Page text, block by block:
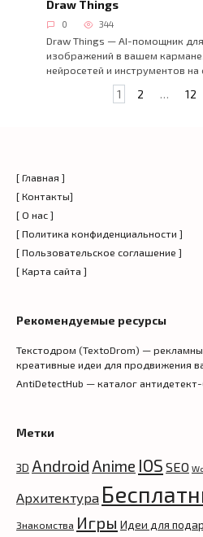
Draw Things
0 344
Draw Things — AI-помощник
изображений в вашем
нейросетей и инструментов на
1 2 … 12
[ Главная ]
[ Контакты]
[ О нас ]
[ Политика конфиденциальности ]
[ Пользовательское соглашение ]
[ Карта сайта ]
Рекомендуемые ресурсы
Текстодром (TextoDrom) —
креативные идеи для продвижения
AntiDetectHub — каталог
Метки
3D Android Anime IOS SEO
Архитектура
Знакомства Игры Идеи для